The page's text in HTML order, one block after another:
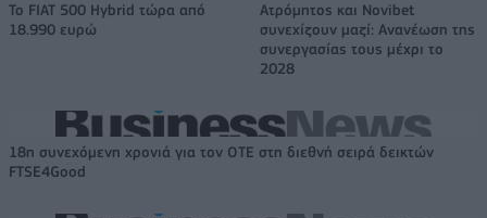
Το FIAT 500 Hybrid τώρα από
18.990 ευρώ
Ατρόμητος και Novibet
συνεχίζουν μαζί: Ανανέωση της
συνεργασίας τους μέχρι το
2028
18η συνεχόμενη χρονιά για τον ΟΤΕ στη διεθνή σειρά δεικτών
FTSE4Good